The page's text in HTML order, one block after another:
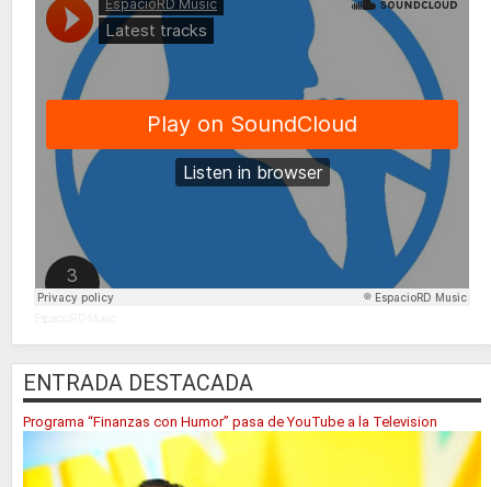
ENTRADA DESTACADA
Programa “Finanzas con Humor” pasa de YouTube a la Television